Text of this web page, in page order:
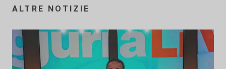
ALTRE NOTIZIE